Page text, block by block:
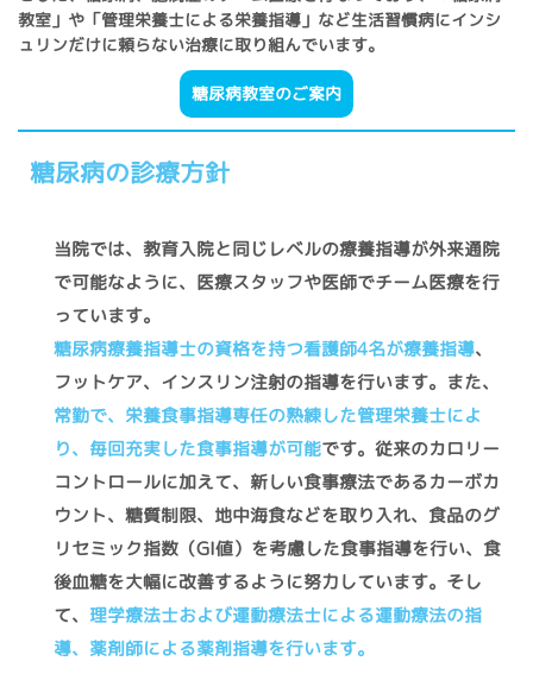
教室」や「管理栄養士による栄養指導」など生活習慣病にインシ
ュリンだけに頼らない治療に取り組んでいます。
糖尿病教室のご案内
糖尿病の診療方針
当院では、教育入院と同じレベルの療養指導が外来通院
で可能なように、医療スタッフや医師でチーム医療を行
っています。
糖尿病療養指導士の資格を持つ看護師4名が療養指導、
フットケア、インスリン注射の指導を行います。また、
常勤で、栄養食事指導専任の熟練した管理栄養士によ
り、毎回充実した食事指導が可能です。従来のカロリー
コントロールに加えて、新しい食事療法であるカーボカ
ウント、糖質制限、地中海食などを取り入れ、食品のグ
リセミック指数（GI値）を考慮した食事指導を行い、食
後血糖を大幅に改善するように努力しています。そし
て、 理学療法士および運動療法士による運動療法の指
導、薬剤師による薬剤指導を行います。